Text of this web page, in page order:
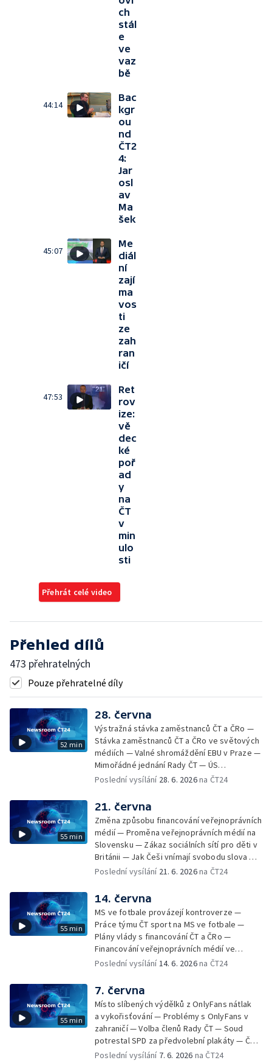
ch
stál
e
ve
vaz
bě
44:14
Bac
kgr
ou
nd
ČT2
4:
Jar
osl
av
Ma
šek
45:07
Me
diál
ní
zají
ma
vos
ti
ze
zah
ran
ičí
47:53
Ret
rov
ize:
vě
dec
ké
poř
ad
y
na
ČT
v
min
ulo
sti
Přehrát celé video
Přehled dílů
473 přehratelných
Pouze přehratelné díly
52 min
28. června
Výstražná stávka zaměstnanců ČT a ČRo —
Stávka zaměstnanců ČT a ČRo ve světových
médiích — Valné shromáždění EBU v Praze —
Mimořádné jednání Rady ČT — ÚS
předběžným opatřením vládě nařídil zajistit
Reforma veřejnoprávních médií v Maďarsku
— Kandidát ANO na pražského primátora
rezignoval ze všech funkcí — Mediální
přestřelka mezi Trumpem a Meloniovou —
Politická nestabilita ve Velké Británii —
Anketa Podcast roku — Regionální
žurnalistika — 17 let od úmrtí Michaela
Poslední vysílání 28. 6. 2026na ČT24
55 min
21. června
Změna způsobu financování veřejnoprávních
médií — Proměna veřejnoprávních médií na
Slovensku — Zákaz sociálních sítí pro děti v
Británii — Jak Češi vnímají svobodu slova —
Promyšlená akce čínských rozvědčíků,
americké novinářky — Nové slovenské
profesní sdružení Organizace nezávislé
žurnalistiky — Tři roky od zmizení ponorky
Titan — Tvrdá pravidla pro afghánské
novinářky — Vražda ruského karikaturisty
Semjona Skrepeckého — Školáci z vítězných
týmů soutěže Reportéři na startu si
zákulisí ČT
Poslední vysílání 21. 6. 2026na ČT24
55 min
14. června
MS ve fotbale provázejí kontroverze —
Práce týmu ČT sport na MS ve fotbale —
Plány vlády s financování ČT a ČRo —
Financování veřejnoprávních médií ve
Skandinávii — Donald Trump novinářce řekl,
Šéfredaktor Seznam Zpráv v otevřeném
dopise vyzval premiéra k debatě o médiích
— Jednání Rady ČT — Demonstrace v Albánii
— Poslankyně čelí různým formám násilí —
Pražská výstava Nicka Uta, autora fotografie
napalmové dívky — Scott Pelley promluvil o
dění v CBS — Zákulisí natáčení pořadu Na
Poslední vysílání14. 6. 2026na ČT24
55 min
7. června
Místo slíbených výdělků z OnlyFans nátlak
a vykořisťování — Problémy s OnlyFans v
zahraničí — Volba členů Rady ČT — Soud
potrestal SPD za předvolební plakáty — Češi
se obávají ovlivňování veřejného mínění ze
Poslední vysílání 7. 6. 2026 na ČT24